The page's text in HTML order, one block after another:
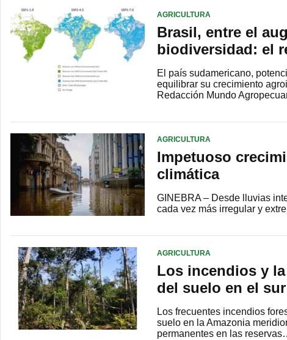
AGRICULTURA
Brasil, entre el
biodiversidad: el
El país sudamericano,
equilibrar su crecimiento
Redacción Mundo
AGRICULTURA
Impetuoso
climática
GINEBRA – Desde lluvias
cada vez más irregular y
AGRICULTURA
Los incendios y
del suelo en el
Los frecuentes incendios
suelo en la Amazonia
permanentes en las